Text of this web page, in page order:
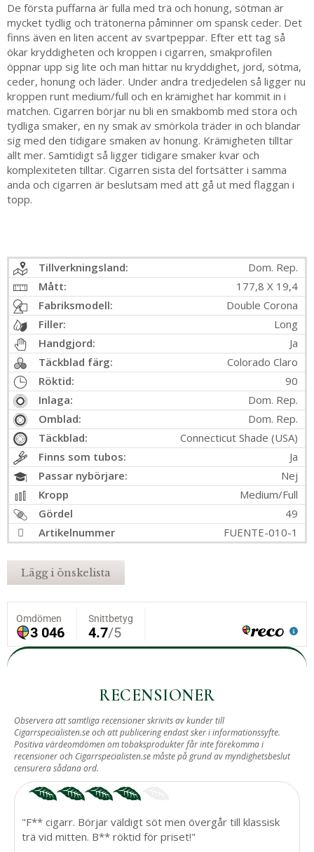
De första puffarna är fulla med trä och honung, sötman är
mycket tydlig och trätonerna påminner om spansk ceder. Det
finns även en liten accent av svartpeppar. Efter ett tag så
ökar kryddigheten och kroppen i cigarren, smakprofilen
öppnar upp sig lite och man hittar nu kryddighet, jord, sötma,
ceder, honung och läder. Under andra tredjedelen så ligger nu
kroppen runt medium/full och en krämighet har kommit in i
matchen. Cigarren börjar nu bli en smakbomb med stora och
tydliga smaker, en ny smak av smörkola träder in och blandar
sig med den tidigare smaken av honung. Krämigheten tilltar
allt mer. Samtidigt så ligger tidigare smaker kvar och
komplexiteten tilltar. Cigarren sista del fortsätter i samma
anda och cigarren är beslutsam med att gå ut med flaggan i
topp.
Tillverkningsland:
Dom. Rep.
Mått:
177,8 X 19,4
Fabriksmodell:
Double Corona
Filler:
Long
Handgjord:
Ja
Täckblad färg:
Colorado Claro
Röktid:
90
Inlaga:
Dom. Rep.
Omblad:
Dom. Rep.
Täckblad:
Connecticut Shade (USA)
Finns som tubos:
Ja
Passar nybörjare:
Nej
Kropp
Medium/Full
Gördel
49
Artikelnummer
FUENTE-010-1
Lägg i önskelista
RECENSIONER
Observera att samtliga recensioner skrivits av kunder till
Cigarrspecialisten.se och att publicering endast sker i informationssyfte.
Positiva värdeomdömen om tobaksprodukter får inte förekomma i
recensioner och Cigarrspecialisten.se måste på grund av myndighetsbeslut
censurera sådana ord.
"F** cigarr. Börjar väldigt söt men övergår till klassisk
trä vid mitten. B** röktid för priset!"